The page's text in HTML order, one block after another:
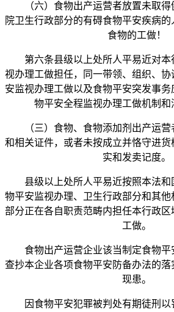
（六）食物出产运营者放置未取得
院卫生行政部分的有碍食物平安疾病
食物的工做！
第六条县级以上处所人平易近对本
视办理工做担任，同一带领、组织、
安监视办理工做以及食物平安突发事
物平安全程监视办理工做机制和
（三）食物、食物添加剂出产运营
和相关证件，或者未按成立并恪守进
实和发卖记度。
县级以上处所人平易近按照本法和
物平安监视办理、卫生行政部分和其
部分正在各自职责范畴内担任本行政
工做。
食物出产运营企业该当制定食物平
查抄本企业各项食物平安防备办法的
现患。
因食物平安犯罪被判处有期徒刑以